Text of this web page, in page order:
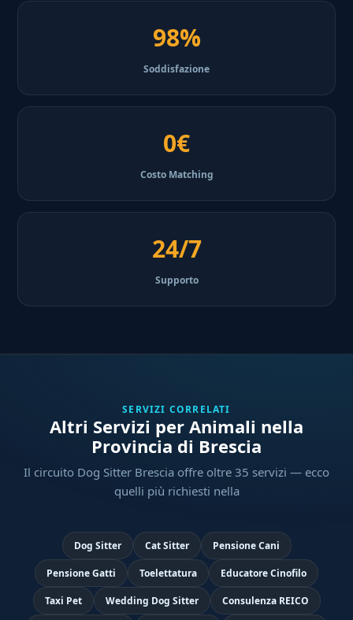
98%
Soddisfazione
0€
Costo Matching
24/7
Supporto
SERVIZI CORRELATI
Altri Servizi per Animali nella
Provincia di Brescia
Il circuito Dog Sitter Brescia offre oltre 35 servizi — ecco
quelli più richiesti nella
Dog Sitter Cat Sitter Pensione Cani
Pensione Gatti Toelettatura Educatore Cinofilo
Taxi Pet Wedding Dog Sitter Consulenza REICO